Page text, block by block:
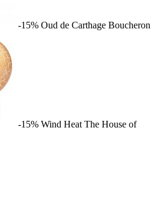
-15% Oud de Carthage Boucheron
-15% Wind Heat The House of